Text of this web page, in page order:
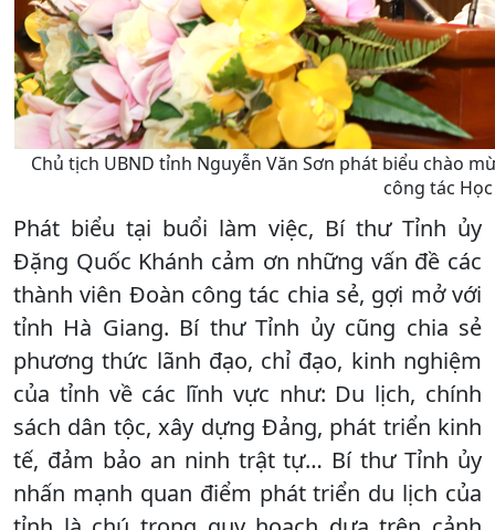
Chủ tịch UBND tỉnh Nguyễn Văn Sơn phát biểu chào
công tác
Phát biểu tại buổi làm việc, Bí thư Tỉnh ủy
Đặng Quốc Khánh cảm ơn những vấn đề các
thành viên Đoàn công tác chia sẻ, gợi mở với
tỉnh Hà Giang. Bí thư Tỉnh ủy cũng chia sẻ
phương thức lãnh đạo, chỉ đạo, kinh nghiệm
của tỉnh về các lĩnh vực như: Du lịch, chính
sách dân tộc, xây dựng Đảng, phát triển kinh
tế, đảm bảo an ninh trật tự… Bí thư Tỉnh ủy
nhấn mạnh quan điểm phát triển du lịch của